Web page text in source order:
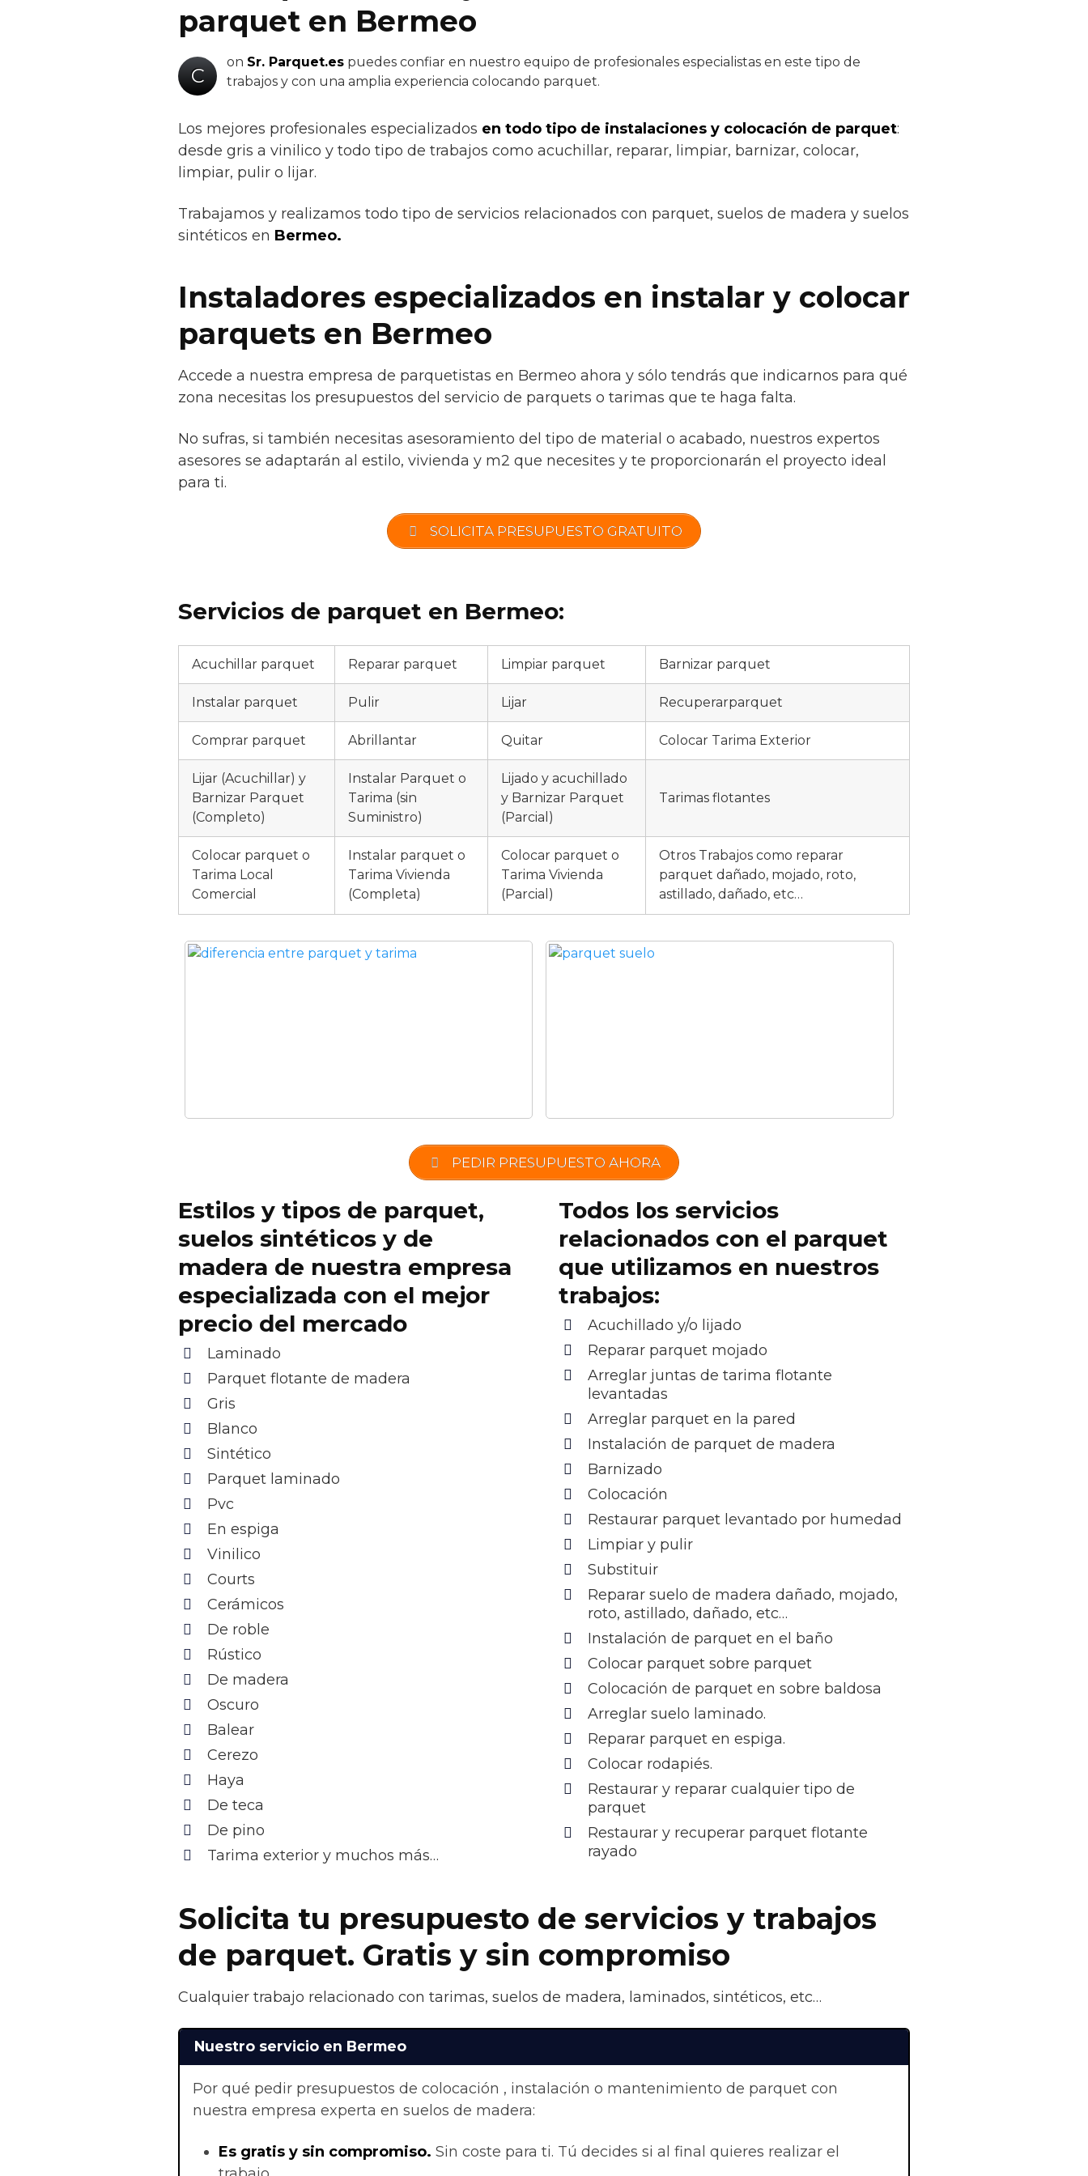
parquet en Bermeo
C
on Sr. Parquet.es puedes confiar en nuestro equipo de profesionales especialistas en este tipo de
trabajos y con una amplia experiencia colocando parquet.
Los mejores profesionales especializados en todo tipo de instalaciones y colocación de parquet:
desde gris a vinilico y todo tipo de trabajos como acuchillar, reparar, limpiar, barnizar, colocar,
limpiar, pulir o lijar.
Trabajamos y realizamos todo tipo de servicios relacionados con parquet, suelos de madera y suelos
sintéticos en Bermeo.
Instaladores especializados en instalar y colocar
parquets en Bermeo
Accede a nuestra empresa de parquetistas en Bermeo ahora y sólo tendrás que indicarnos para qué
zona necesitas los presupuestos del servicio de parquets o tarimas que te haga falta.
No sufras, si también necesitas asesoramiento del tipo de material o acabado, nuestros expertos
asesores se adaptarán al estilo, vivienda y m2 que necesites y te proporcionarán el proyecto ideal
para ti.
SOLICITA PRESUPUESTO GRATUITO
Servicios de parquet en Bermeo:
Acuchillar parquet Reparar parquet Limpiar parquet Barnizar parquet
Instalar parquet Pulir Lijar Recuperarparquet
Comprar parquet Abrillantar Quitar Colocar Tarima Exterior
Lijar (Acuchillar) y
Barnizar Parquet
(Completo)
Instalar Parquet o
Tarima (sin
Suministro)
Lijado y acuchillado
y Barnizar Parquet
(Parcial)
Tarimas flotantes
Colocar parquet o
Tarima Local
Comercial
Instalar parquet o
Tarima Vivienda
(Completa)
Colocar parquet o
Tarima Vivienda
(Parcial)
Otros Trabajos como reparar
parquet dañado, mojado, roto,
astillado, dañado, etc…
PEDIR PRESUPUESTO AHORA
Estilos y tipos de parquet,
suelos sintéticos y de
madera de nuestra empresa
especializada con el mejor
precio del mercado
Laminado
Parquet flotante de madera
Gris
Blanco
Sintético
Parquet laminado
Pvc
En espiga
Vinilico
Courts
Cerámicos
De roble
Rústico
De madera
Oscuro
Balear
Cerezo
Haya
De teca
De pino
Tarima exterior y muchos más…
Todos los servicios
relacionados con el parquet
que utilizamos en nuestros
trabajos:
Acuchillado y/o lijado
Reparar parquet mojado
Arreglar juntas de tarima flotante
levantadas
Arreglar parquet en la pared
Instalación de parquet de madera
Barnizado
Colocación
Restaurar parquet levantado por humedad
Limpiar y pulir
Substituir
Reparar suelo de madera dañado, mojado,
roto, astillado, dañado, etc…
Instalación de parquet en el baño
Colocar parquet sobre parquet
Colocación de parquet en sobre baldosa
Arreglar suelo laminado.
Reparar parquet en espiga.
Colocar rodapiés.
Restaurar y reparar cualquier tipo de
parquet
Restaurar y recuperar parquet flotante
rayado
Solicita tu presupuesto de servicios y trabajos
de parquet. Gratis y sin compromiso
Cualquier trabajo relacionado con tarimas, suelos de madera, laminados, sintéticos, etc…
Nuestro servicio en Bermeo
Por qué pedir presupuestos de colocación , instalación o mantenimiento de parquet con
nuestra empresa experta en suelos de madera:
Es gratis y sin compromiso. Sin coste para ti. Tú decides si al final quieres realizar el